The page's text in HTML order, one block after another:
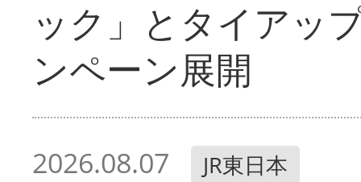
ック」とタイアッ
ンペーン展開
2026.08.07 JR東日本